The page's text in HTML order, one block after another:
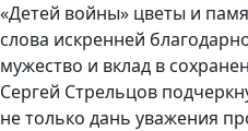
«Детей войны» цветы и
слова искренней
мужество и вклад в
Сергей Стрельцов
не только дань уважения